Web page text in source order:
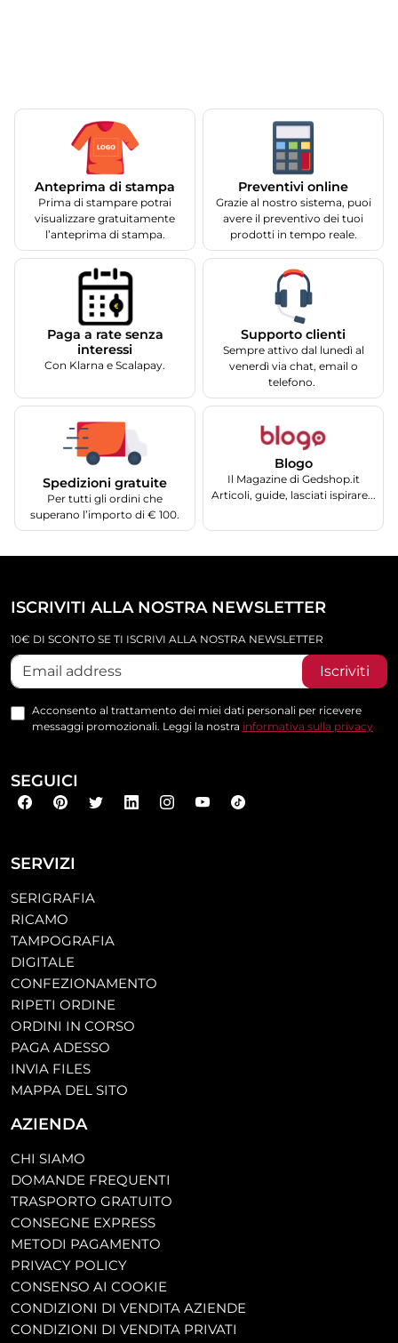
Anteprima di stampa
Prima di stampare potrai
visualizzare gratuitamente
l’anteprima di stampa.
Preventivi online
Grazie al nostro sistema, puoi
avere il preventivo dei tuoi
prodotti in tempo reale.
Paga a rate senza
interessi
Con Klarna e Scalapay.
Supporto clienti
Sempre attivo dal lunedì al
venerdì via chat, email o
telefono.
Spedizioni gratuite
Per tutti gli ordini che
superano l’importo di € 100.
Blogo
Il Magazine di Gedshop.it
Articoli, guide, lasciati ispirare...
SERVIZI
SERIGRAFIA
RICAMO
TAMPOGRAFIA
DIGITALE
CONFEZIONAMENTO
RIPETI ORDINE
ORDINI IN CORSO
PAGA ADESSO
INVIA FILES
MAPPA DEL SITO
AZIENDA
CHI SIAMO
DOMANDE FREQUENTI
TRASPORTO GRATUITO
CONSEGNE EXPRESS
METODI PAGAMENTO
PRIVACY POLICY
CONSENSO AI COOKIE
CONDIZIONI DI VENDITA AZIENDE
CONDIZIONI DI VENDITA PRIVATI
ISCRIVITI ALLA NOSTRA NEWSLETTER
10€ DI SCONTO SE TI ISCRIVI ALLA NOSTRA NEWSLETTER
Iscriviti
Acconsento al trattamento dei miei dati personali per ricevere
messaggi promozionali. Leggi la nostra informativa sulla privacy
SEGUICI